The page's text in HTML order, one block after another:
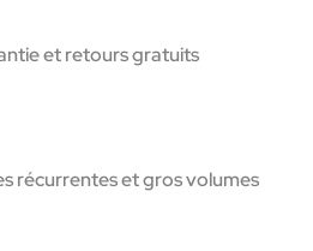
et retours gratuits
récurrentes et gros volumes